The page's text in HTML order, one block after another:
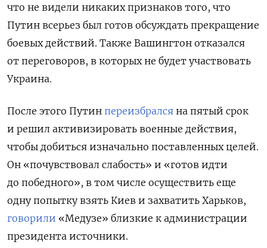
что не видели никаких признаков того, что
Путин всерьез был готов обсуждать прекращение
боевых действий. Также Вашингтон отказался
от переговоров, в которых не будет участвовать
Украина.
После этого Путин переизбрался на пятый срок
и решил активизировать военные действия,
чтобы добиться изначально поставленных целей.
Он «почувствовал слабость» и «готов идти
до победного», в том числе осуществить еще
одну попытку взять Киев и захватить Харьков,
говорили «Медузе» близкие к администрации
президента источники.